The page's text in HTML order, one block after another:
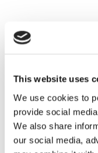
This website uses
We use cookies to
provide social
We also share
our social media,